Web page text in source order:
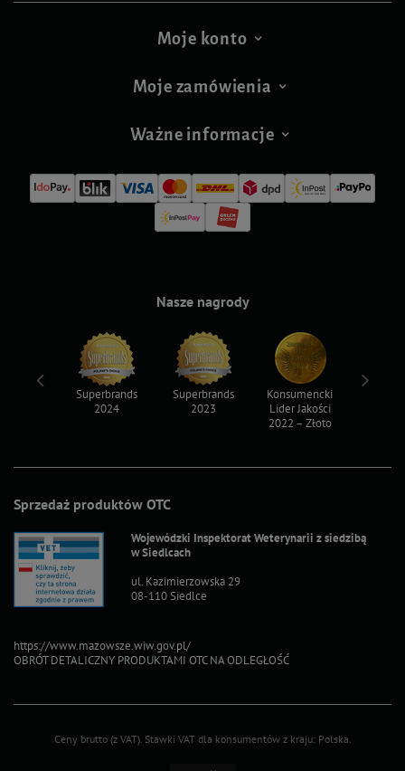
Moje konto
Moje zamówienia
Ważne informacje
Sprzedaż produktów OTC
Wojewódzki Inspektorat Weterynarii z siedzibą
w Siedlcach
ul. Kazimierzowska 29
08-110 Siedlce
https://www.mazowsze.wiw.gov.pl/
OBRÓT DETALICZNY PRODUKTAMI OTC NA ODLEGŁOŚĆ
Nasze nagrody
Superbrands
2024
Superbrands
2023
Konsumencki
Lider Jakości
2022 – Złoto
Ceny brutto (z VAT). Stawki VAT dla konsumentów z kraju: Polska.